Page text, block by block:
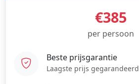
€385
per persoon
Beste prijsgarantie
Laagste prijs gegarandeerd